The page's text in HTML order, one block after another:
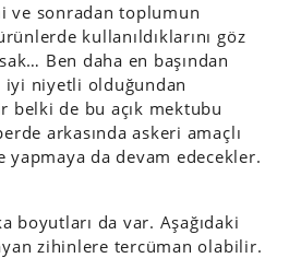
ve sonradan toplumun
kullanıldıklarını göz
Ben daha en başından
iyi niyetli olduğundan
belki de bu açık mektubu
arkasında askeri amaçlı
yapmaya da devam edecekler.
boyutları da var. Aşağıdaki
zihinlere tercüman olabilir.